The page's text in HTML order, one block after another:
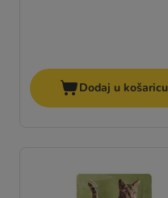
Dodaj u košaricu